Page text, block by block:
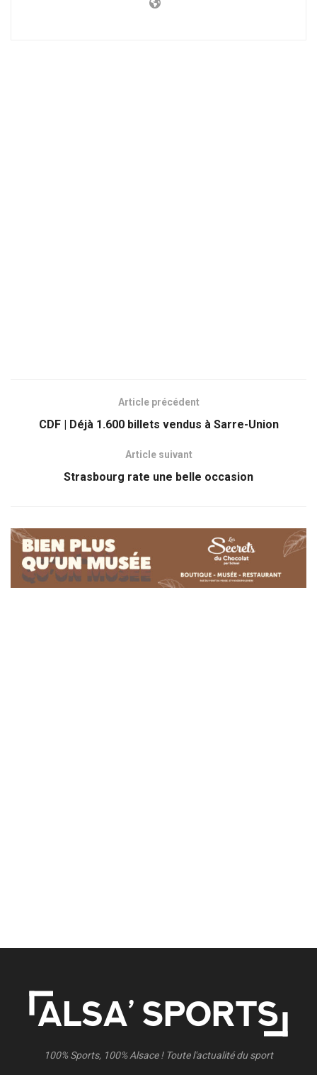
Article précédent
CDF | Déjà 1.600 billets vendus à Sarre-Union
Article suivant
Strasbourg rate une belle occasion
100% Sports, 100% Alsace ! Toute l'actualité du sport